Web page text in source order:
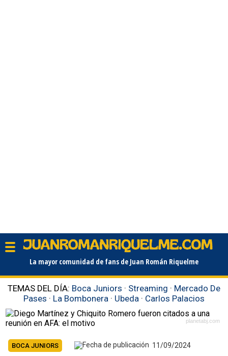
La mayor comunidad de fans de Juan Román Riquelme
TEMAS DEL DÍA: Boca Juniors · Streaming · Mercado De
Pases · La Bombonera · Ubeda · Carlos Palacios
planetabj.com
BOCA JUNIORS 11/09/2024